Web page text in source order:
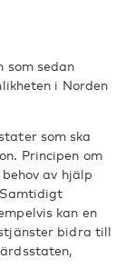
som sedan
i Norden
som ska
Principen om
av hjälp
kan en
bidra till